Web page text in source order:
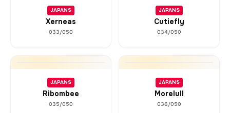
JAPANS
Xerneas
033/050
JAPANS
Cutiefly
034/050
JAPANS
Ribombee
035/050
JAPANS
Morelull
036/050